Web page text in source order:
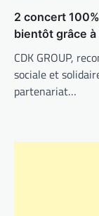
2 concert
bientôt grâce à
CDK GROUP,
sociale et
partenariat…